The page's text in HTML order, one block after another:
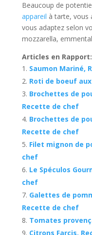
Beaucoup de
appareil à tarte, vous
vous adaptez selon
mozzarella,
Articles en Rapport:
Saumon Mariné,
Roti de boeuf
Brochettes de
Recette de chef
Brochettes de
Recette de chef
Filet mignon de
chef
Le Spéculos
chef
Galettes de
Recette de chef
Tomates
Citrons Farcis,